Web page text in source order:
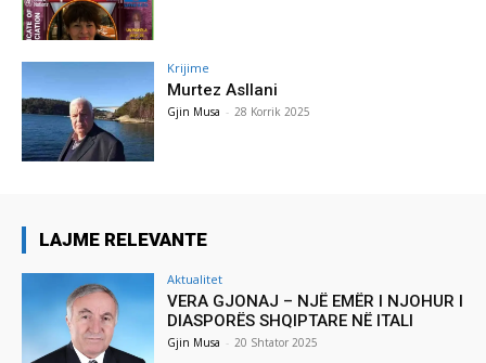
Krijime
Murtez Asllani
Gjin Musa - 28 Korrik 2025
LAJME RELEVANTE
Aktualitet
VERA GJONAJ – NJË EMËR I NJOHUR I
DIASPORËS SHQIPTARE NË ITALI
Gjin Musa - 20 Shtator 2025